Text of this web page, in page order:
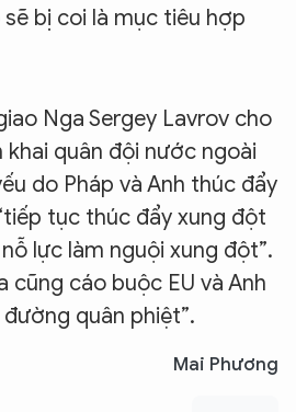
bị coi là mục tiêu hợp
Nga Sergey Lavrov cho
quân đội nước ngoài
do Pháp và Anh thúc đẩy
tục thúc đẩy xung đột
lực làm nguội xung đột”.
cũng cáo buộc EU và Anh
quân phiệt”.
Mai Phương